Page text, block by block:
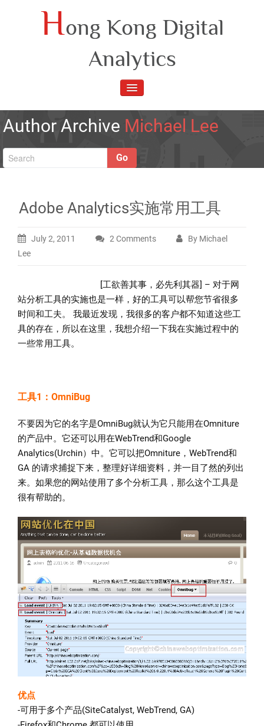
Hong Kong Digital
Analytics
TOGGLE
Author Archive Michael Lee
Go
Adobe Analytics实施常用工具
July 2, 2011 2 Commentson
实
施
常
用
By Michael
Lee
[工欲善其事，必先利其器] – 对于网
站分析工具的实施也是一样，好的工具可以帮您节省很多
时间和工夫。 我最近发现，我很多的客户都不知道这些工
具的存在，所以在这里，我想介绍一下我在实施过程中的
一些常用工具。
工具1：OmniBug
不要因为它的名字是OmniBug就认为它只能用在Omniture
的产品中。它还可以用在WebTrend和Google
Analytics(Urchin）中。它可以把Omniture，WebTrend和
GA 的请求捕捉下来，整理好详细资料，并一目了然的列出
来。如果您的网站使用了多个分析工具，那么这个工具是
很有帮助的。
优点
-可用于多个产品(SiteCatalyst, WebTrend, GA)